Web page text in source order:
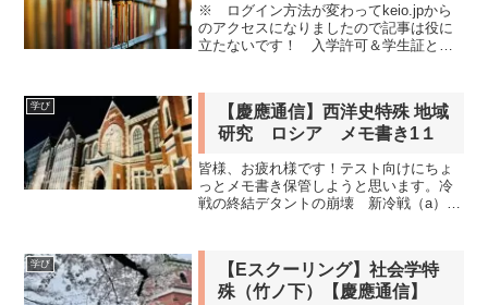
※ ログイン方法が変わってkeio.jpから
のアクセスになりましたので記事は役に
立たないです！ 入学許可＆学生証と同
あったので、アクセスしてみた。通信教
育課...
学び
【慶應通信】西洋史特殊 地域
研究 ロシア メモ書き1１
皆様、お疲れ様です！テスト向けにちょ
っとメモ書き保管しようと思います。冷
戦の終結デタントの崩壊 新冷戦（a）
（１９７１－１９８４）（エジプト、イ
ラク、インド、ソマリア...
学び
【Eスクーリング】社会学特
殊（竹ノ下）【慶應通信】